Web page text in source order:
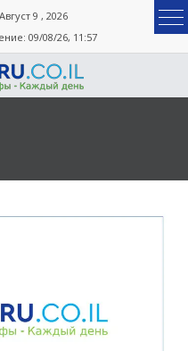
9 , 2026
09/08/26, 11:57